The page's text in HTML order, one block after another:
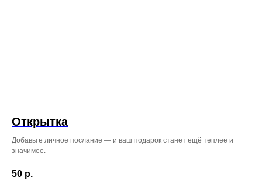
Открытка
Добавьте личное послание — и ваш подарок станет ещё теплее и
значимее.
50 р.